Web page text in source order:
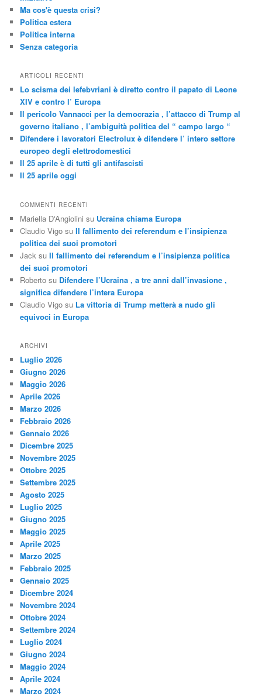
Ma cos'è questa crisi?
Politica estera
Politica interna
Senza categoria
ARTICOLI RECENTI
Lo scisma dei lefebvriani è diretto contro il papato di Leone
XIV e contro l’ Europa
Il pericolo Vannacci per la democrazia , l’attacco di Trump al
governo italiano , l’ambiguità politica del “ campo largo “
Difendere i lavoratori Electrolux è difendere l’ intero settore
europeo degli elettrodomestici
Il 25 aprile è di tutti gli antifascisti
Il 25 aprile oggi
COMMENTI RECENTI
Mariella D'Angiolini su Ucraina chiama Europa
Claudio Vigo suIl fallimento dei referendum e l’insipienza
politica dei suoi promotori
Jack suIl fallimento dei referendum e l’insipienza politica
dei suoi promotori
Roberto su Difendere l’Ucraina , a tre anni dall’invasione ,
significa difendere l’intera Europa
Claudio Vigo su La vittoria di Trump metterà a nudo gli
equivoci in Europa
ARCHIVI
Luglio 2026
Giugno 2026
Maggio 2026
Aprile 2026
Marzo 2026
Febbraio 2026
Gennaio 2026
Dicembre 2025
Novembre 2025
Ottobre 2025
Settembre 2025
Agosto 2025
Luglio 2025
Giugno 2025
Maggio 2025
Aprile 2025
Marzo 2025
Febbraio 2025
Gennaio 2025
Dicembre 2024
Novembre 2024
Ottobre 2024
Settembre 2024
Luglio 2024
Giugno 2024
Maggio 2024
Aprile 2024
Marzo 2024